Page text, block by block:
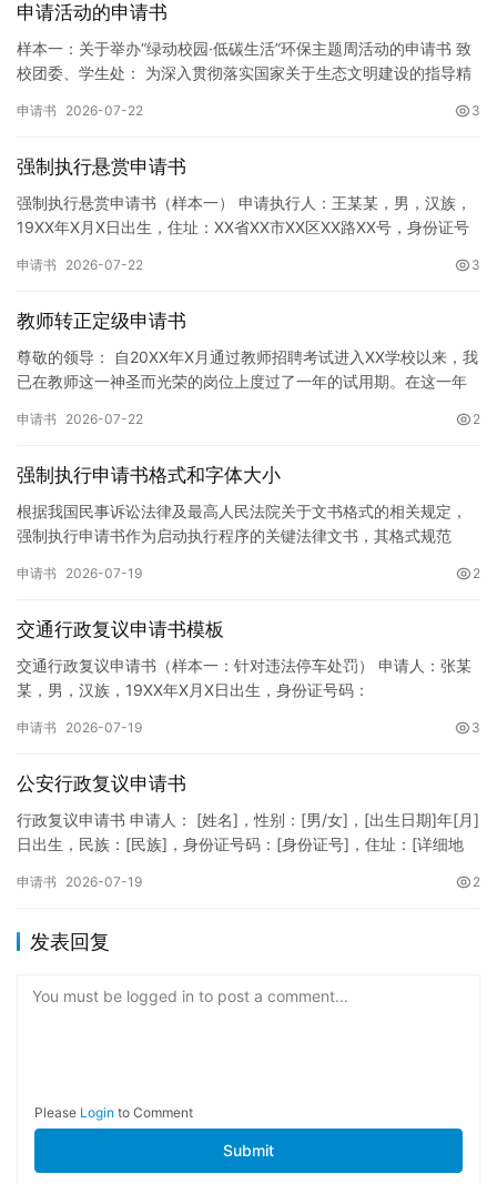
申请活动的申请书
样本一：关于举办“绿动校园·低碳生活”环保主题周活动的申请书 致
校团委、学生处： 为深入贯彻落实国家关于生态文明建设的指导精
申请书 2026-07-22 3
强制执行悬赏申请书
强制执行悬赏申请书（样本一） 申请执行人：王某某，男，汉族，
19XX年X月X日出生，住址：XX省XX市XX区XX路XX号，身份证号
申请书 2026-07-22 3
教师转正定级申请书
尊敬的领导： 自20XX年X月通过教师招聘考试进入XX学校以来，我
已在教师这一神圣而光荣的岗位上度过了一年的试用期。在这一年
申请书 2026-07-22 2
强制执行申请书格式和字体大小
根据我国民事诉讼法律及最高人民法院关于文书格式的相关规定，
强制执行申请书作为启动执行程序的关键法律文书，其格式规范
纸张与…
申请书 2026-07-19 2
交通行政复议申请书模板
交通行政复议申请书（样本一：针对违法停车处罚） 申请人：张某
某，男，汉族，19XX年X月X日出生，身份证号码：
申请书 2026-07-19 3
公安行政复议申请书
行政复议申请书 申请人： [姓名]，性别：[男/女]，[出生日期]年[月]
日出生，民族：[民族]，身份证号码：[身份证号]，住址：[详细地
申请书 2026-07-19 2
发表回复
You must be logged in to post a comment...
Please Login to Comment
Submit